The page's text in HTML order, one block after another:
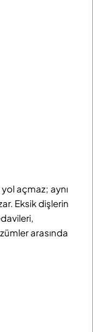
açmaz; aynı
Eksik dişlerin
arasında